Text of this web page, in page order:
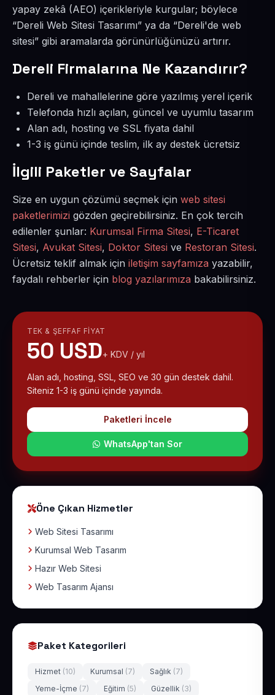
yapay zekâ (AEO) içerikleriyle kurgular; böylece
“Dereli Web Sitesi Tasarımı” ya da “Dereli'de web
sitesi” gibi aramalarda görünürlüğünüzü artırır.
Dereli Firmalarına Ne Kazandırır?
Dereli ve mahallelerine göre yazılmış yerel içerik
Telefonda hızlı açılan, güncel ve uyumlu tasarım
Alan adı, hosting ve SSL fiyata dahil
1-3 iş günü içinde teslim, ilk ay destek ücretsiz
İlgili Paketler ve Sayfalar
Size en uygun çözümü seçmek için web sitesi
paketlerimizi gözden geçirebilirsiniz. En çok tercih
edilenler şunlar: Kurumsal Firma Sitesi, E-Ticaret
Sitesi, Avukat Sitesi, Doktor Sitesi ve Restoran Sitesi.
Ücretsiz teklif almak için iletişim sayfamıza yazabilir,
faydalı rehberler için blog yazılarımıza bakabilirsiniz.
TEK & ŞEFFAF FIYAT
50 USD+ KDV / yıl
Alan adı, hosting, SSL, SEO ve 30 gün destek dahil.
Siteniz 1-3 iş günü içinde yayında.
Paketleri İncele
WhatsApp'tan Sor
Öne Çıkan Hizmetler
Web Sitesi Tasarımı
Kurumsal Web Tasarım
Hazır Web Sitesi
Web Tasarım Ajansı
Paket Kategorileri
Hizmet (10) Kurumsal (7) Sağlık (7)
Yeme-İçme (7) Eğitim (5) Güzellik (3)